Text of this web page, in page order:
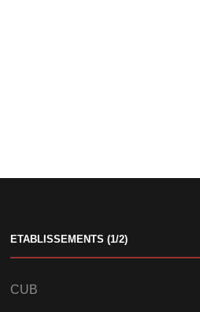
ETABLISSEMENTS (1/2)
CUB